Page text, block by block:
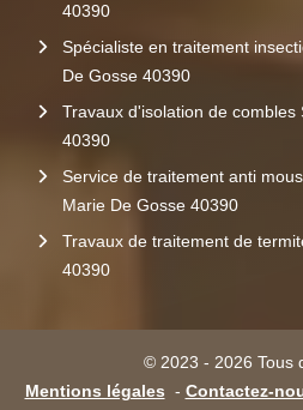
40390
Spécialiste en traitement
De Gosse 40390
Travaux d'isolation de combles
40390
Service de traitement anti
Marie De Gosse 40390
Travaux de traitement de
40390
© 2023 - 2026 Tous
Mentions légales - Contactez-